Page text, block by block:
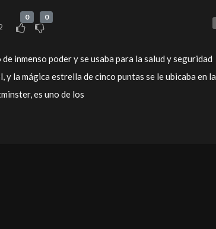
0 0
inmenso poder y se usaba para la salud y seguridad
la mágica estrella de cinco puntas se le ubicaba en la
es uno de los